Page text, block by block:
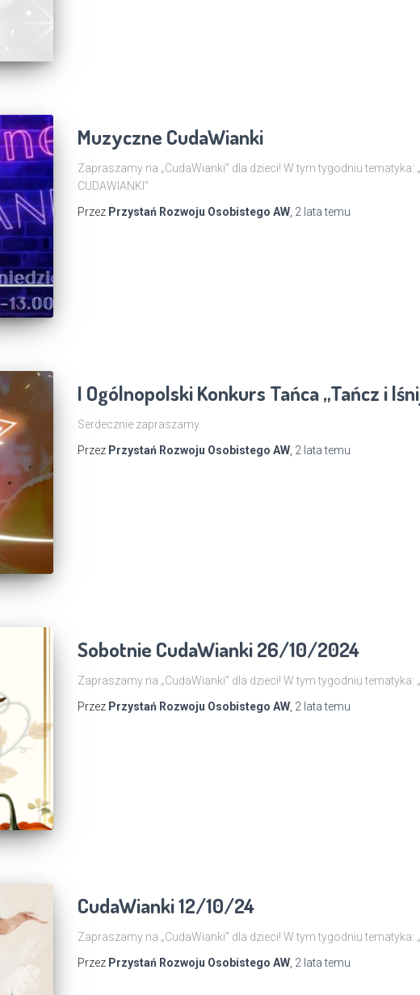
Muzyczne CudaWianki
Zapraszamy na „CudaWianki” dla dzieci! W tym tygodniu tematyka:
CUDAWIANKI”
Przez Przystań Rozwoju Osobistego AW, 2 latatemu
I Ogólnopolski Konkurs Tańca „Tańcz i
Serdecznie zapraszamy
Przez Przystań Rozwoju Osobistego AW, 2 latatemu
Sobotnie CudaWianki 26/10/2024
Zapraszamy na „CudaWianki” dla dzieci! W tym tygodniu tematyka:
Przez Przystań Rozwoju Osobistego AW, 2 latatemu
CudaWianki 12/10/24
Zapraszamy na „CudaWianki” dla dzieci! W tym tygodniu tematyka:
Przez Przystań Rozwoju Osobistego AW, 2 latatemu